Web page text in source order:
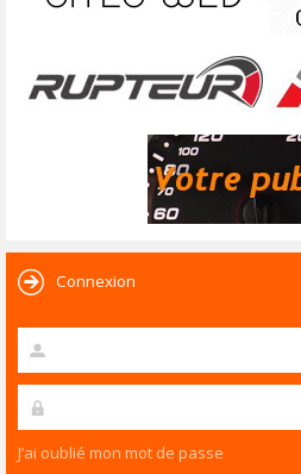
Connexion
J’ai oublié mon mot de passe